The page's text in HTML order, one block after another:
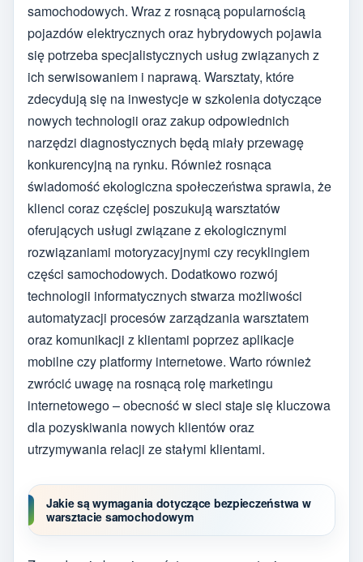
samochodowych. Wraz z rosnącą popularnością
pojazdów elektrycznych oraz hybrydowych pojawia
się potrzeba specjalistycznych usług związanych z
ich serwisowaniem i naprawą. Warsztaty, które
zdecydują się na inwestycje w szkolenia dotyczące
nowych technologii oraz zakup odpowiednich
narzędzi diagnostycznych będą miały przewagę
konkurencyjną na rynku. Również rosnąca
świadomość ekologiczna społeczeństwa sprawia, że
klienci coraz częściej poszukują warsztatów
oferujących usługi związane z ekologicznymi
rozwiązaniami motoryzacyjnymi czy recyklingiem
części samochodowych. Dodatkowo rozwój
technologii informatycznych stwarza możliwości
automatyzacji procesów zarządzania warsztatem
oraz komunikacji z klientami poprzez aplikacje
mobilne czy platformy internetowe. Warto również
zwrócić uwagę na rosnącą rolę marketingu
internetowego – obecność w sieci staje się kluczowa
dla pozyskiwania nowych klientów oraz
utrzymywania relacji ze stałymi klientami.
Jakie są wymagania dotyczące bezpieczeństwa w
warsztacie samochodowym